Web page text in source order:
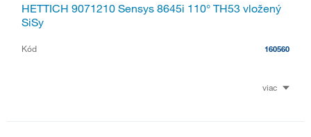
HETTICH 9071210 Sensys 8645i 110° TH53 vložený
SiSy
Kód 160560
viac